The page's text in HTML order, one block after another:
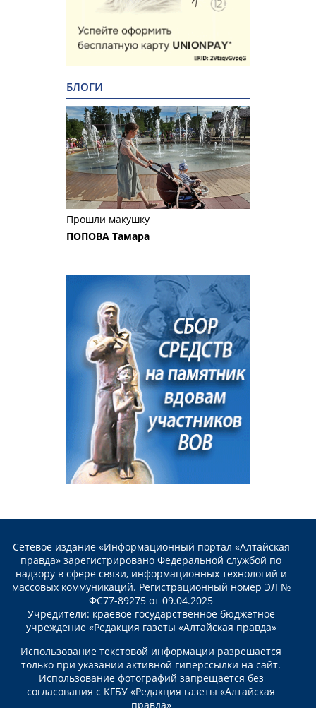
БЛОГИ
Прошли макушку
ПОПОВА Тамара
Сетевое издание «Информационный портал «Алтайская
правда» зарегистрировано Федеральной службой по
надзору в сфере связи, информационных технологий и
массовых коммуникаций. Регистрационный номер ЭЛ №
ФС77-89275 от 09.04.2025
Учредители: краевое государственное бюджетное
учреждение «Редакция газеты «Алтайская правда»
Использование текстовой информации разрешается
только при указании активной гиперссылки на сайт.
Использование фотографий запрещается без
согласования с КГБУ «Редакция газеты «Алтайская
правда»